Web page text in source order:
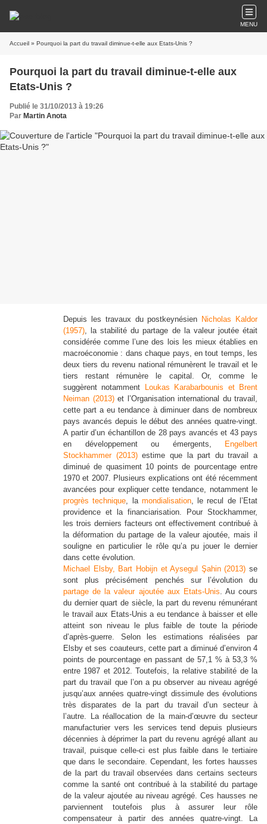
MENU
Accueil » Pourquoi la part du travail diminue-t-elle aux Etats-Unis ?
Pourquoi la part du travail diminue-t-elle aux
Etats-Unis ?
Publié le 31/10/2013 à 19:26
Par Martin Anota
Depuis les travaux du postkeynésien Nicholas Kaldor
(1957), la stabilité du partage de la valeur joutée était
considérée comme l’une des lois les mieux établies en
macroéconomie : dans chaque pays, en tout temps, les
deux tiers du revenu national rémunèrent le travail et le
tiers restant rémunère le capital. Or, comme le
suggèrent notamment
Loukas Karabarbounis et Brent
Neiman (2013)et l’Organisation international du travail,
cette part a eu tendance à diminuer dans de nombreux
pays avancés depuis le début des années quatre-vingt.
A partir d’un échantillon de 28 pays avancés et 43 pays
en développement ou émergents,
Engelbert
Stockhammer (2013)estime que la part du travail a
diminué de quasiment 10 points de pourcentage entre
1970 et 2007. Plusieurs explications ont été récemment
avancées pour expliquer cette tendance, notamment le
progrès technique, la mondialisation, le recul de l’Etat
providence et la financiarisation. Pour Stockhammer,
les trois derniers facteurs ont effectivement contribué à
la déformation du partage de la valeur ajoutée, mais il
souligne en particulier le rôle qu’a pu jouer le dernier
dans cette évolution.
Michael Elsby, Bart Hobijn et Aysegul Şahin (2013) se
sont plus précisément penchés sur l’évolution du
partage de la valeur ajoutée aux Etats-Unis. Au cours
du dernier quart de siècle, la part du revenu rémunérant
le travail aux Etats-Unis a eu tendance à baisser et elle
atteint son niveau le plus faible de toute la période
d’après-guerre. Selon les estimations réalisées par
Elsby et ses coauteurs, cette part a diminué d’environ 4
points de pourcentage en passant de 57,1 % à 53,3 %
entre 1987 et 2012. Toutefois, la relative stabilité de la
part du travail que l’on a pu observer au niveau agrégé
jusqu’aux années quatre-vingt dissimule des évolutions
très disparates de la part du travail d’un secteur à
l’autre. La réallocation de la main-d’œuvre du secteur
manufacturier vers les services tend depuis plusieurs
décennies à déprimer la part du revenu agrégé allant au
travail, puisque celle-ci est plus faible dans le tertiaire
que dans le secondaire. Cependant, les fortes hausses
de la part du travail observées dans certains secteurs
comme la santé ont contribué à la stabilité du partage
de la valeur ajoutée au niveau agrégé. Ces hausses ne
parviennent toutefois plus à assurer leur rôle
compensateur à partir des années quatre-vingt. La